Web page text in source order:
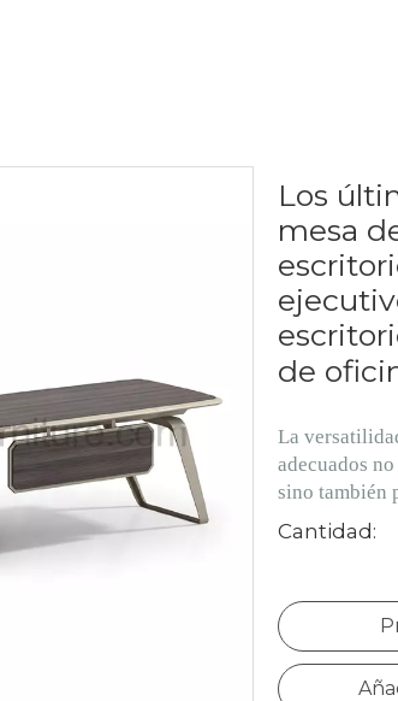
Los
mesa
de
La
adecuados
sino también
Cantidad: